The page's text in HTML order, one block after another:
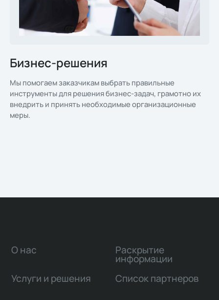
Бизнес-решения
Мы помогаем заказчикам выбрать правильные
инструменты для решения бизнес-задач, грамотно их
внедрить и принять необходимые организационные
меры.
О нас
Услуги и решения
Раскрытие
информации
Список партнеров